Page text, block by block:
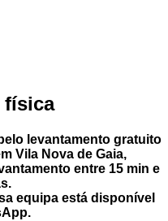
física
levantamento gratuito
Vila Nova de Gaia,
entre 15 min e
.
equipa está disponível
.